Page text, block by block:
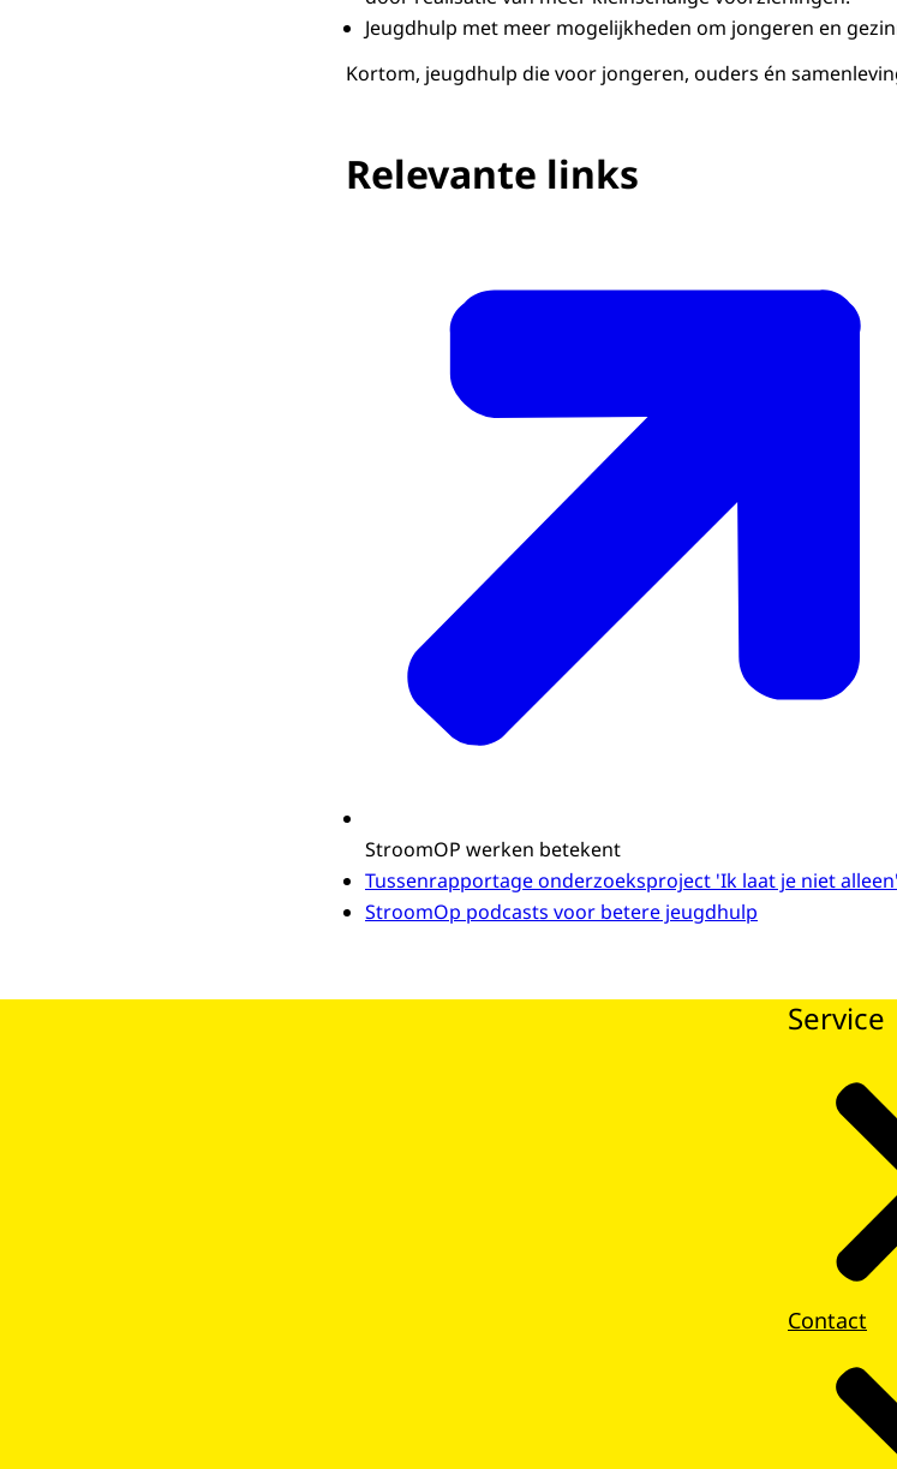
Jeugdhulp met meer mogelijkheden om jongeren en
Kortom, jeugdhulp die voor jongeren, ouders én
Relevante links
StroomOP werken betekent
Tussenrapportage onderzoeksproject 'Ik laat je niet alleen'
StroomOp podcasts voor betere jeugdhulp
Service
Contact